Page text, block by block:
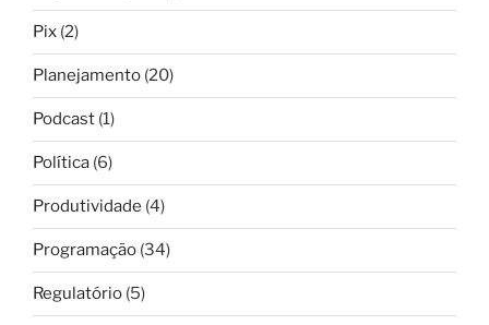
Pix (2)
Planejamento (20)
Podcast (1)
Política (6)
Produtividade (4)
Programação (34)
Regulatório (5)